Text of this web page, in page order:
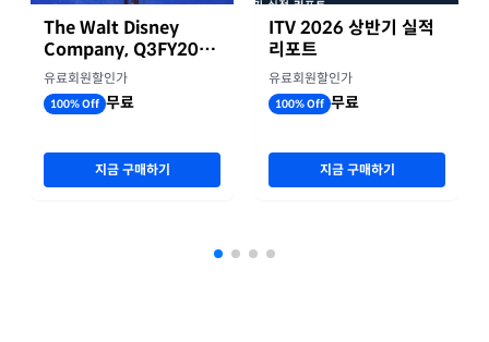
The Walt Disney
Company, Q3FY2026
실적자료
유료회원할인가
100% Off 무료
지금 구매하기
ITV 2026 상반기 실적
리포트
유료회원할인가
100% Off 무료
지금 구매하기